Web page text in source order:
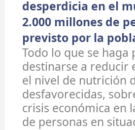
desperdicia en el
2.000 millones de
previsto por la
Todo lo que se
destinarse a reducir
el nivel de nutrición
desfavorecidas,
crisis económica en
de personas en